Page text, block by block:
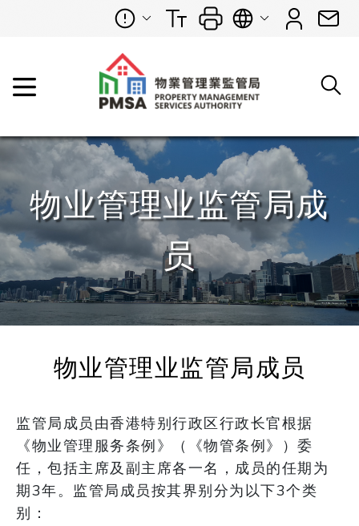
物业管理业监管局成
员
物业管理业监管局成员
监管局成员由香港特别行政区行政长官根据
《物业管理服务条例》（《物管条例》）委
任，包括主席及副主席各一名，成员的任期为
期3年。监管局成员按其界别分为以下3个类
别：